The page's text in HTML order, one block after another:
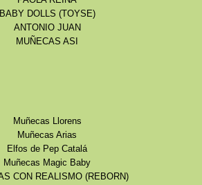
BABY DOLLS (TOYSE)
ANTONIO JUAN
MUÑECAS ASI
Muñecas Llorens
Muñecas Arias
Elfos de Pep Catalá
Muñecas Magic Baby
CON REALISMO (REBORN)